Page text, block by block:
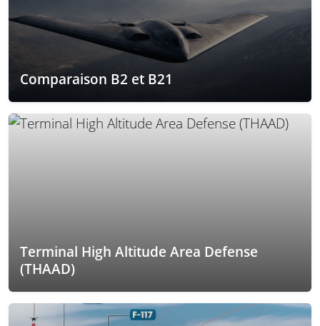
Comparaison B2 et B21
Terminal High Altitude Area Defense
(THAAD)